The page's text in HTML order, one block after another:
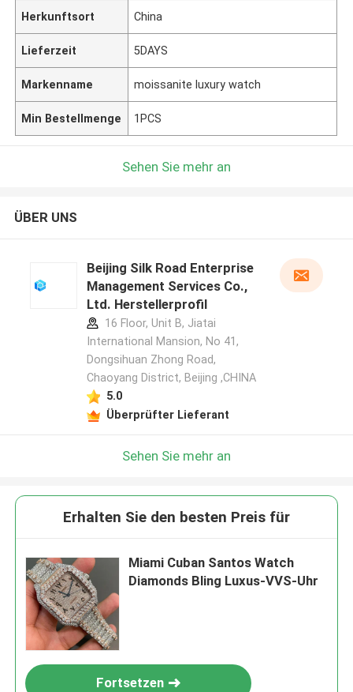
Herkunftsort China
Lieferzeit 5DAYS
Markenname moissanite luxury watch
Min Bestellmenge 1PCS
Sehen Sie mehr an
ÜBER UNS
Beijing Silk Road Enterprise
Management Services Co.,
Ltd. Herstellerprofil
16 Floor, Unit B, Jiatai
International Mansion, No 41,
Dongsihuan Zhong Road,
Chaoyang District, Beijing ,CHINA
5.0
Überprüfter Lieferant
Sehen Sie mehr an
Erhalten Sie den besten Preis für
Miami Cuban Santos Watch
Diamonds Bling Luxus-VVS-Uhr
Fortsetzen